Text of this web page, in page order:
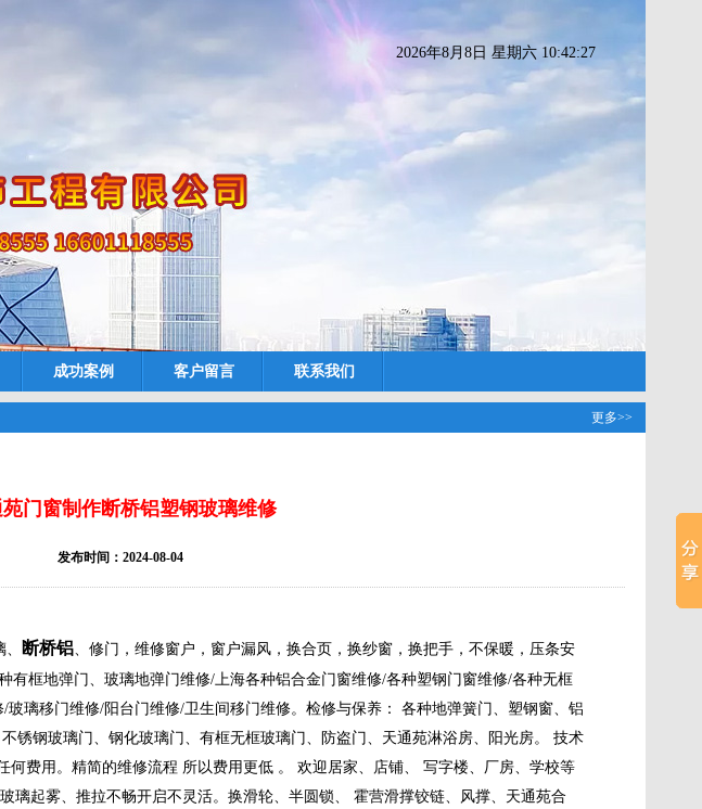
2026年8月8日 星期六 10:42:27
成功案例 客户留言 联系我们
更多>>
苑门窗制作断桥铝塑钢玻璃维修
发布时间：2024-08-04
断桥铝、修门，维修窗户，窗户漏风，换合页，换纱窗，换把手，不保暖，压条安
有框地弹门、玻璃地弹门维修/上海各种铝合金门窗维修/各种塑钢门窗维修/各种无框
璃移门维修/阳台门维修/卫生间移门维修。检修与保养： 各种地弹簧门、塑钢窗、铝
锈钢玻璃门、钢化玻璃门、有框无框玻璃门、防盗门、天通苑淋浴房、阳光房。 技术
何费用。精简的维修流程 所以费用更低 。 欢迎居家、店铺、 写字楼、厂房、学校等
璃起雾、推拉不畅开启不灵活。换滑轮、半圆锁、 霍营滑撑铰链、风撑、天通苑合